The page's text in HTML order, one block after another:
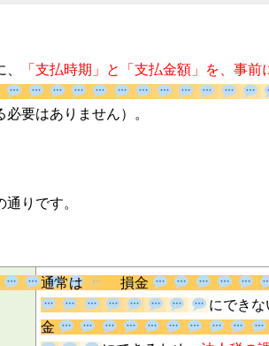
「支払時期」と「支払金額」を、事前
る必要はありません）。
りです。
通常は
損金
にで
損金